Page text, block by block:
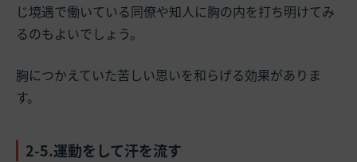
じ境遇で働いている同僚や知人に胸の内を打ち明けてみ
るのもよいでしょう。
胸につかえていた苦しい思いを和らげる効果がありま
す。
2-5.運動をして汗を流す